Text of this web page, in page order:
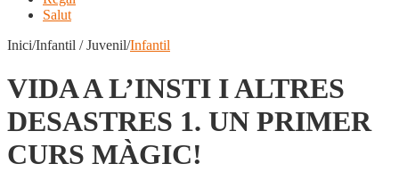
Salut
Inici/Infantil / Juvenil/Infantil
VIDA A L’INSTI I ALTRES
DESASTRES 1. UN PRIMER
CURS MÀGIC!